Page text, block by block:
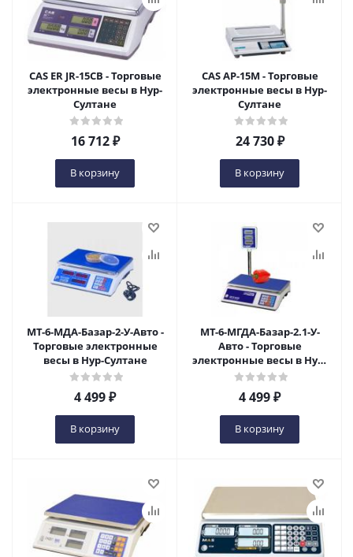
CAS ER JR-15CB - Торговые
электронные весы в Нур-
Султане
16 712₽
В корзину
CAS AP-15M - Торговые
электронные весы в Нур-
Султане
24 730₽
В корзину
МТ-6-МДА-Базар-2-У-Авто -
Торговые электронные
весы в Нур-Султане
4 499₽
В корзину
МТ-6-МГДА-Базар-2.1-У-
Авто - Торговые
электронные весы в Нур-
Султане
4 499₽
В корзину